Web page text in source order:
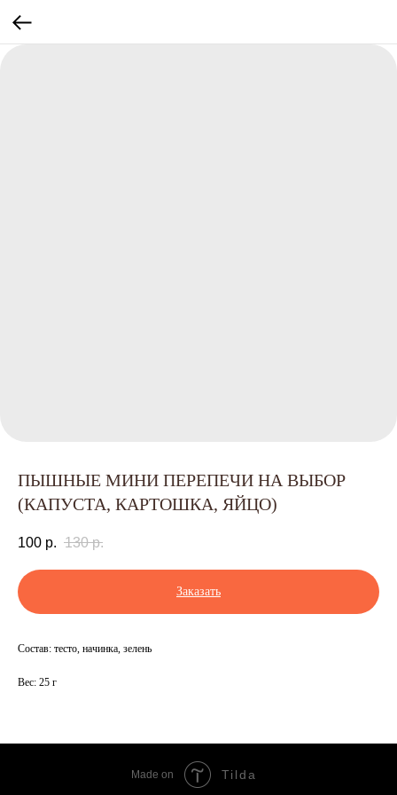
ПЫШНЫЕ МИНИ ПЕРЕПЕЧИ НА ВЫБОР
(КАПУСТА, КАРТОШКА, ЯЙЦО)
100 р. 130 р.
Заказать
Состав: тесто, начинка, зелень
Вес: 25 г
Made on Tilda